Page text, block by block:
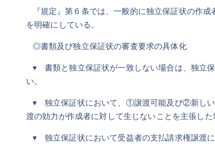
『規定』第６条では、一般的に独立保証状の作
を明確にしている。
◎書類及び独立保証状の審査要求の具体化
▾ 書類と独立保証状が一致しない場合は、独立
い。
▾ 独立保証状において、①譲渡可能及び②新しい
渡の効力が作成者に対して生じないことを主張した
▾ 独立保証状において受益者の支払請求権譲渡に